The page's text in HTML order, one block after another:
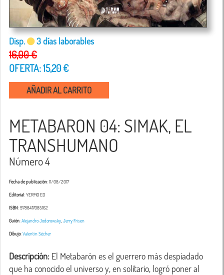
Disp. 3 días laborables
16,00 €
OFERTA: 15,20 €
AÑADIR AL CARRITO
METABARON 04: SIMAK, EL
TRANSHUMANO
Número 4
Fecha de publicación: 11/08/2017
Editorial: YERMO ED
ISBN: 9788417085162
Guión:Alejandro Jodorowsky Jerry Frisen
Dibujo:Valentin Sécher
Descripción: El Metabarón es el guerrero más despiadado
que ha conocido el universo y, en solitario, logró poner al